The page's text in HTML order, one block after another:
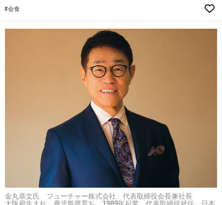
#会食
金丸恭文氏 フューチャー株式会社 代表取締役会長兼社長
大阪府生まれ、鹿児島県育ち。1989年起業、代表取締役就任。日本